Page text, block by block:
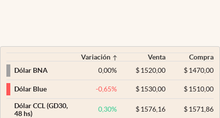
Variación Venta
Compra
Dólar BNA
0,00% $ 1520,00 $1470,00
Dólar Blue -0,65% $ 1530,00 $1510,00
Dólar CCL (GD30,
48 hs)
0,30% $ 1576,16 $1571,86